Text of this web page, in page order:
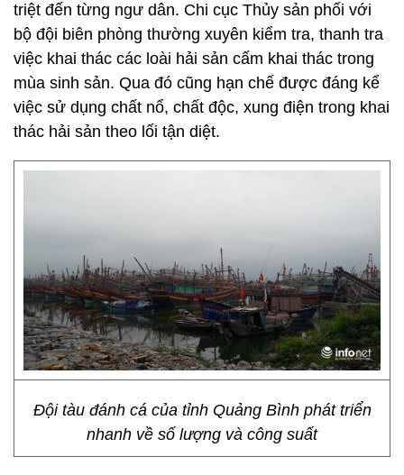
triệt đến từng ngư dân. Chi cục Thủy sản phối với
bộ đội biên phòng thường xuyên kiểm tra, thanh tra
việc khai thác các loài hải sản cấm khai thác trong
mùa sinh sản. Qua đó cũng hạn chế được đáng kể
việc sử dụng chất nổ, chất độc, xung điện trong khai
thác hải sản theo lối tận diệt.
Đội tàu đánh cá của tỉnh Quảng Bình phát triển
nhanh về số lượng và công suất